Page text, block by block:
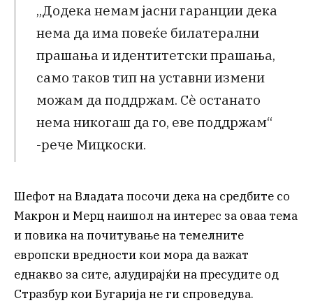
„Додека немам јасни гаранции дека
нема да има повеќе билатерални
прашања и идентитетски прашања,
само таков тип на уставни измени
можам да поддржам. Сè останато
нема никогаш да го, еве поддржам“
-рече Мицкоски.
Шефот на Владата посочи дека на средбите со
Макрон и Мерц наишол на интерес за оваа тема
и повика на почитување на темелните
европски вредности кои мора да важат
еднакво за сите, алудирајќи на пресудите од
Стразбур кои Бугарија не ги спроведува.